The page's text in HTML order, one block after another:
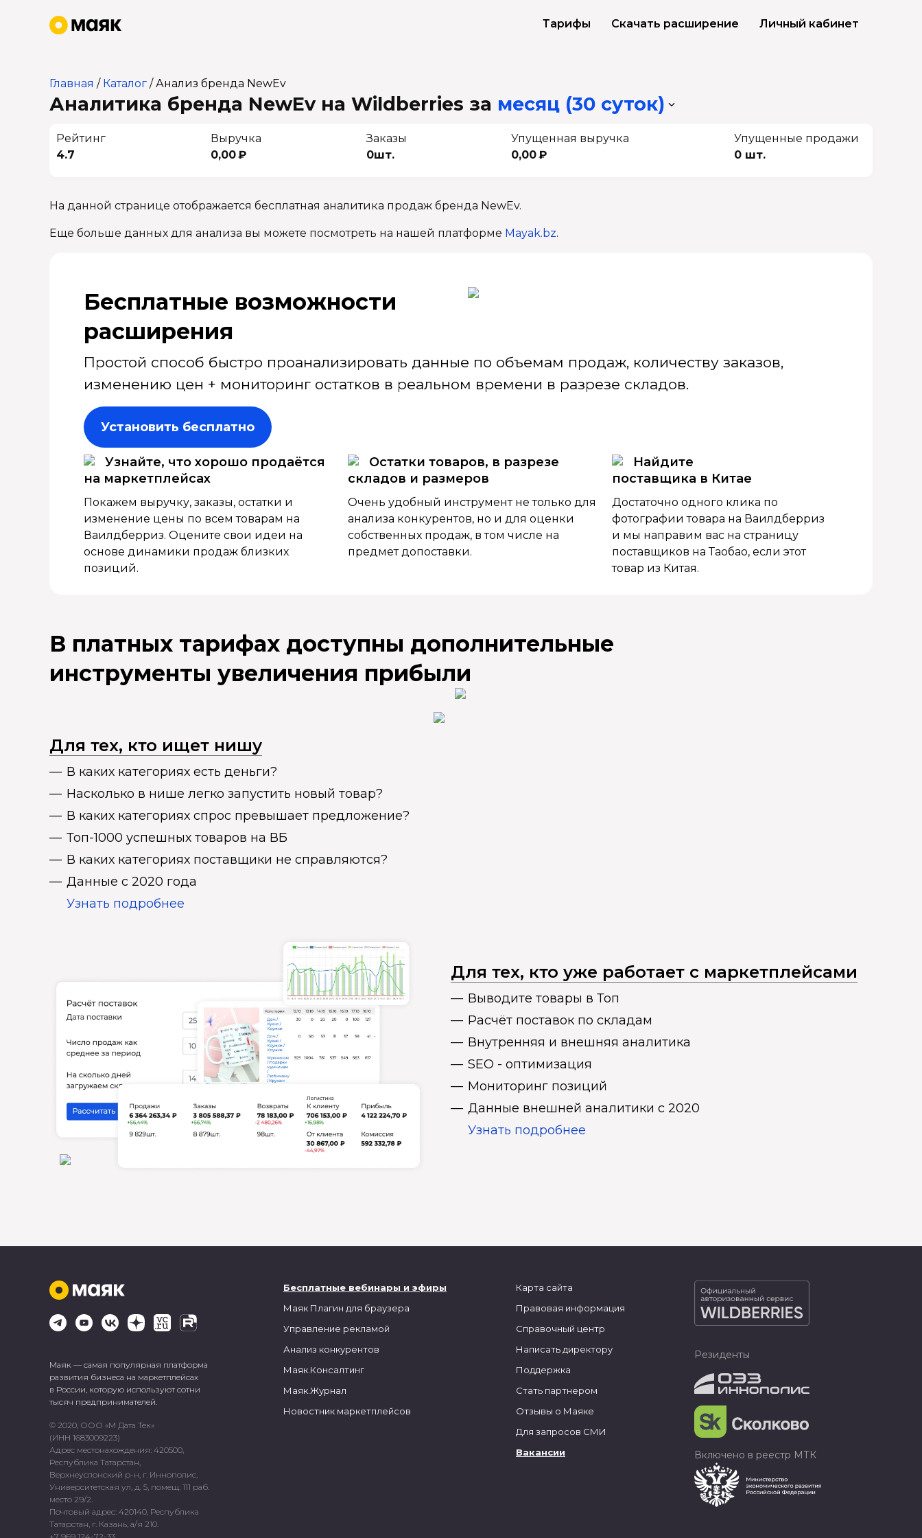
Тарифы Скачать расширение Личный кабинет
Главная / Каталог /Анализ бренда NewEv
Аналитика бренда NewEv на Wildberries за месяц (30 суток)
Рейтинг
4.7
Выручка
0,00 ₽
Заказы
0шт.
Упущенная выручка
0,00 ₽
Упущенные продажи
0 шт.
На данной странице отображается бесплатная аналитика продаж бренда NewEv.
Еще больше данных для анализа вы можете посмотреть на нашей платформе Mayak.bz.
Бесплатные возмож­ности
расширения
Простой способ быстро проанализировать данные по объемам продаж, количеству заказов,
изменению цен + мониторинг остатков в реальном времени в разрезе складов.
Установить бесплатно
Узнайте, что хорошо продаётся
на маркетплейсах
Покажем выручку, заказы, остатки и
изменение цены по всем товарам на
Ваилдберриз. Оцените свои идеи на
основе динамики продаж близких
позиций.
Остатки товаров, в разрезе
складов и размеров
Очень удобный инструмент не только для
анализа конкурентов, но и для оценки
собственных продаж, в том числе на
предмет допоставки.
Найдите
поставщика в Китае
Достаточно одного клика по
фотографии товара на Ваилдберриз
и мы направим вас на страницу
поставщиков на Таобао, если этот
товар из Китая.
В платных тарифах доступны дополнительные
инструменты увеличения прибыли
Для тех, кто ищет нишу
В каких категориях есть деньги?
Насколько в нише легко запустить новый товар?
В каких категориях спрос превышает предложение?
Топ-1000 успешных товаров на ВБ
В каких категориях поставщики не справляются?
Данные с 2020 года
Узнать подробнее
Для тех, кто уже работает с маркетплейсами
Выводите товары в Топ
Расчёт поставок по складам
Внутренняя и внешняя аналитика
SEO - оптимизация
Мониторинг позиций
Данные внешней аналитики с 2020
Узнать подробнее
Маяк — самая популярная платформа
развития бизнеса на маркетплейсах
в России, которую используют сотни
тысяч предпринимателей.
© 2020, ООО «М Дата Тек»
(ИНН 1683009223)
Адрес местонахождения: 420500,
Республика Татарстан,
Верхнеуслонский р-н, г. Иннополис,
Университетская ул, д. 5, помещ. 111 раб.
место 29/2.
Почтовый адрес: 420140, Республика
Татарстан, г. Казань, а/я 210.
Бесплатные вебинары и эфиры
Маяк Плагин для браузера
Управление рекламой
Анализ конкурентов
Маяк.Консалтинг
Маяк.Журнал
Новостник маркетплейсов
Карта сайта
Правовая информация
Справочный центр
Написать директору
Поддержка
Стать партнером
Отзывы о Маяке
Для запросов СМИ
Вакансии
Резиденты
Включено в реестр МТК